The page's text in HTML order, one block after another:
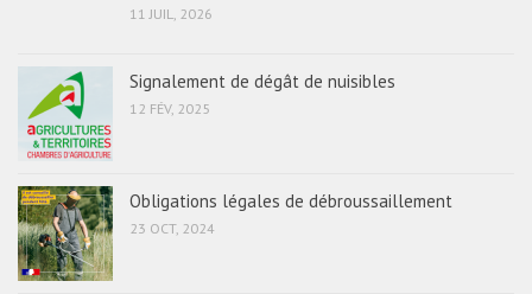
11 JUIL, 2026
Signalement de dégât de nuisibles
12 FÉV, 2025
Obligations légales de débroussaillement
23 OCT, 2024